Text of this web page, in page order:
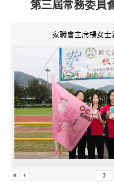
第三屆常務委
家職會主席楊女
« ‹